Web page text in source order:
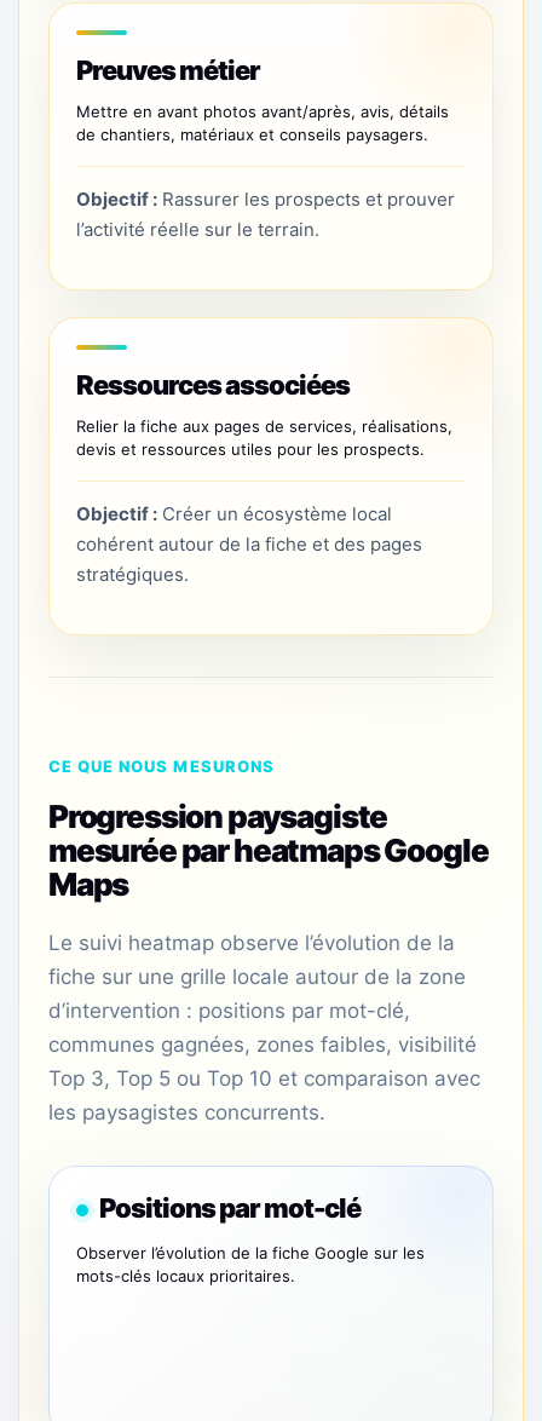
Preuves métier
Mettre en avant photos avant/après, avis, détails
de chantiers, matériaux et conseils paysagers.
Objectif : Rassurer les prospects et prouver
l’activité réelle sur le terrain.
Ressources associées
Relier la fiche aux pages de services, réalisations,
devis et ressources utiles pour les prospects.
Objectif : Créer un écosystème local
cohérent autour de la fiche et des pages
stratégiques.
CE QUE NOUS MESURONS
Progression paysagiste
mesurée par heatmaps Google
Maps
Le suivi heatmap observe l’évolution de la
fiche sur une grille locale autour de la zone
d’intervention : positions par mot-clé,
communes gagnées, zones faibles, visibilité
Top 3, Top 5 ou Top 10 et comparaison avec
les paysagistes concurrents.
Positions par mot-clé
Observer l’évolution de la fiche Google sur les
mots-clés locaux prioritaires.